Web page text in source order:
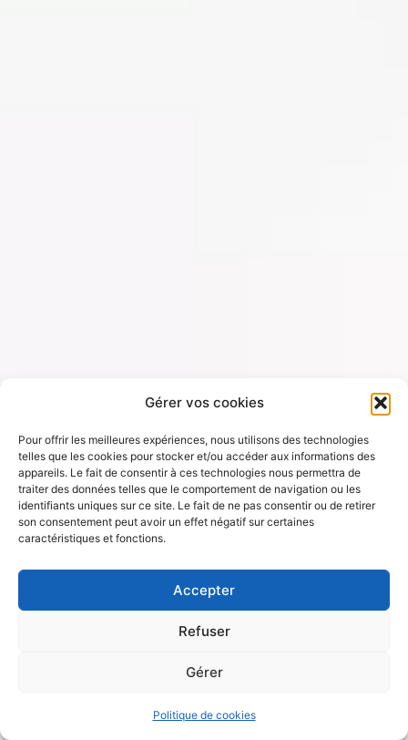
Gérer vos cookies
Pour offrir les meilleures expériences, nous utilisons des technologies
telles que les cookies pour stocker et/ou accéder aux informations des
appareils. Le fait de consentir à ces technologies nous permettra de
traiter des données telles que le comportement de navigation ou les
identifiants uniques sur ce site. Le fait de ne pas consentir ou de retirer
son consentement peut avoir un effet négatif sur certaines
caractéristiques et fonctions.
Accepter
Refuser
Gérer
Politique de cookies